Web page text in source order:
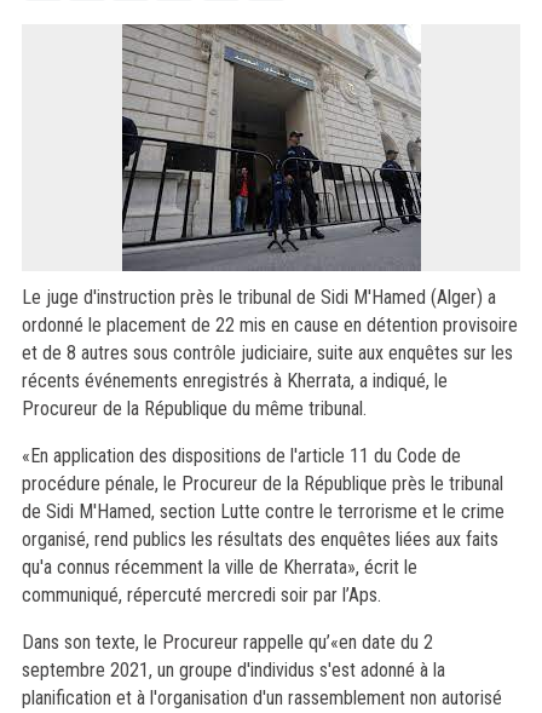
Le juge d'instruction près le tribunal de Sidi M'Hamed (Alger) a
ordonné le placement de 22 mis en cause en détention provisoire
et de 8 autres sous contrôle judiciaire, suite aux enquêtes sur les
récents événements enregistrés à Kherrata, a indiqué, le
Procureur de la République du même tribunal.
«En application des dispositions de l'article 11 du Code de
procédure pénale, le Procureur de la République près le tribunal
de Sidi M'Hamed, section Lutte contre le terrorisme et le crime
organisé, rend publics les résultats des enquêtes liées aux faits
qu'a connus récemment la ville de Kherrata», écrit le
communiqué, répercuté mercredi soir par l’Aps.
Dans son texte, le Procureur rappelle qu’«en date du 2
septembre 2021, un groupe d'individus s'est adonné à la
planification et à l'organisation d'un rassemblement non autorisé